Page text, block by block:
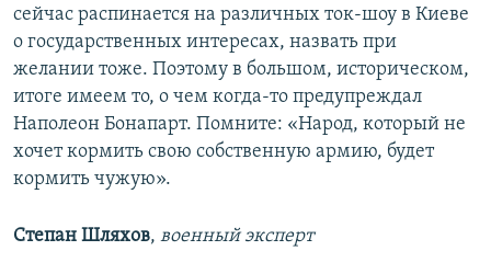
сейчас распинается на различных ток-шоу в Киеве
о государственных интересах, назвать при
желании тоже. Поэтому в большом, историческом,
итоге имеем то, о чем когда-то предупреждал
Наполеон Бонапарт. Помните: «Народ, который не
хочет кормить свою собственную армию, будет
кормить чужую».
Степан Шляхов, военный эксперт